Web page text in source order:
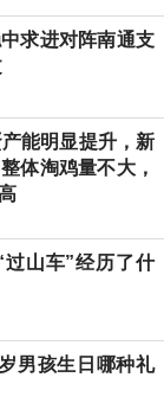
求进对阵南通支
能明显提升，新
体淘鸡量不大，
山车”经历了什
男孩生日哪种礼